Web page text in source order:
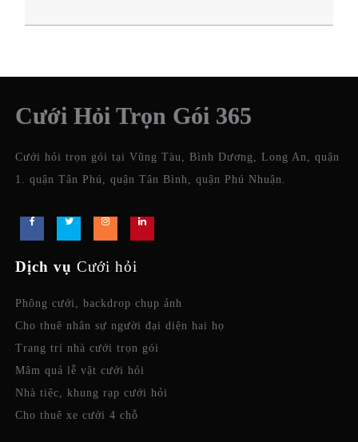
Cưới Hỏi Trọn Gói 365
Cưới hỏi trọn gói tại Vũng Tàu, Bình Dương, Long An, quận
1. quận Tân Phú, quận Tân Bình, quận Phú Nhuận.
Dịch vụCưới hỏi
Phông cưới, backdrop chụp ảnh
Cho thuê nhân sự người đại diện hai họ
Trang trí nhà cưới trọn gói
Mâm quả lễ vật cưới hỏi
Nhà tiệc, khung rạp cưới hỏi
Cho thuê xe cưới 4 chỗ